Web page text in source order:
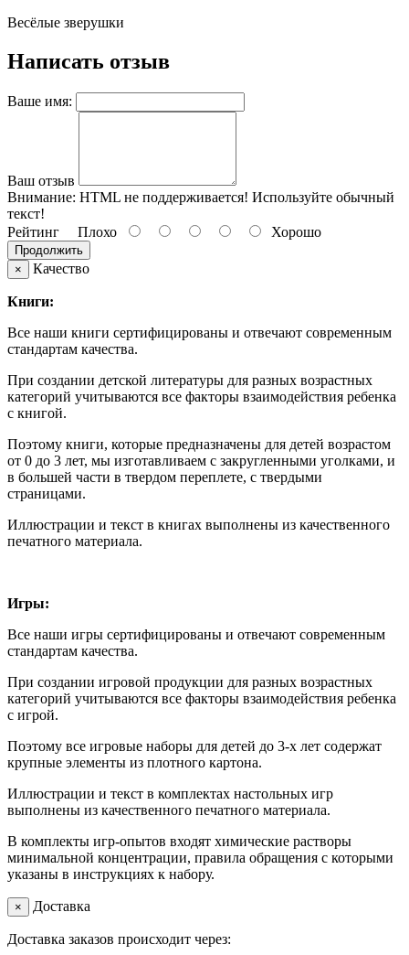
Весёлые зверушки
Написать отзыв
Ваше имя:
Ваш отзыв
Внимание: HTML не поддерживается! Используйте обычный
текст!
Рейтинг Плохо Хорошо
Продолжить
×
Качество
Книги:
Все наши книги сертифицированы и отвечают современным
стандартам качества.
При создании детской литературы для разных возрастных
категорий учитываются все факторы взаимодействия ребенка
с книгой.
Поэтому книги, которые предназначены для детей возрастом
от 0 до 3 лет, мы изготавливаем с закругленными уголками, и
в большей части в твердом переплете, с твердыми
страницами.
Иллюстрации и текст в книгах выполнены из качественного
печатного материала.
Игры:
Все наши игры сертифицированы и отвечают современным
стандартам качества.
При создании игровой продукции для разных возрастных
категорий учитываются все факторы взаимодействия ребенка
с игрой.
Поэтому все игровые наборы для детей до 3-х лет содержат
крупные элементы из плотного картона.
Иллюстрации и текст в комплектах настольных игр
выполнены из качественного печатного материала.
В комплекты игр-опытов входят химические растворы
минимальной концентрации, правила обращения с которыми
указаны в инструкциях к набору.
× Доставка
Доставка заказов происходит через: